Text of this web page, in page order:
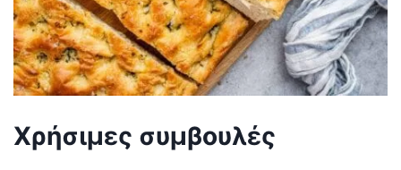
Χρήσιμες συμβουλές